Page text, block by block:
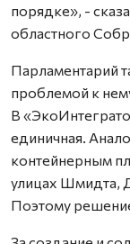
порядке», -
областного
Парламентарий
проблемой к
В
единичная.
контейнерным
улицах Шмидта,
Поэтому